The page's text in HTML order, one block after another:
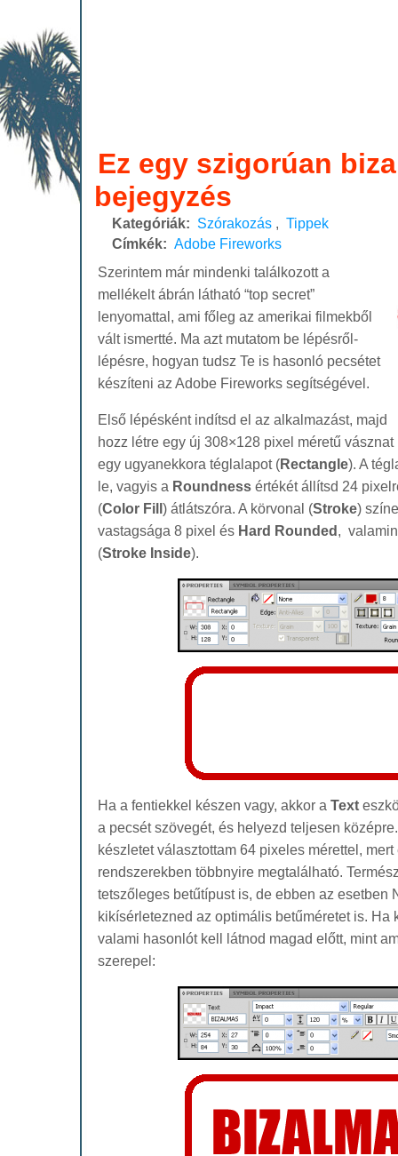
Ez egy szigorúan
bejegyzés
Kategóriák: Szórakozás , Tippek
Címkék: Adobe Fireworks
Szerintem már mindenki találkozott a
mellékelt ábrán látható “top secret”
lenyomattal, ami főleg az amerikai filmekből
vált ismertté. Ma azt mutatom be lépésről-
lépésre, hogyan tudsz Te is hasonló pecsétet
készíteni az Adobe Fireworks segítségével.
Első lépésként indítsd el az alkalmazást, majd
hozz létre egy új 308×128 pixel méretű vásznat
egy ugyanekkora téglalapot (Rectangle). A
le, vagyis a Roundness értékét állítsd 24
(Color Fill) átlátszóra. A körvonal (Stroke)
vastagsága 8 pixel és Hard Rounded,
(Stroke Inside).
Ha a fentiekkel készen vagy, akkor a Text
a pecsét szövegét, és helyezd teljesen
készletet választottam 64 pixeles mérettel,
rendszerekben többnyire megtalálható.
tetszőleges betűtípust is, de ebben az esetben
kikísérletezned az optimális betűméretet is. Ha
valami hasonlót kell látnod magad előtt, mint
szerepel: